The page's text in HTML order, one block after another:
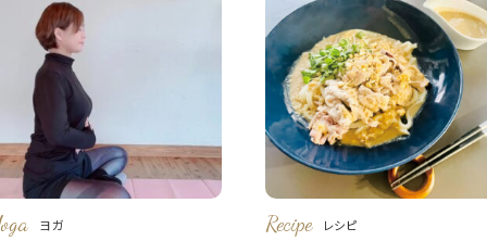
ヨガ Recipe レシピ